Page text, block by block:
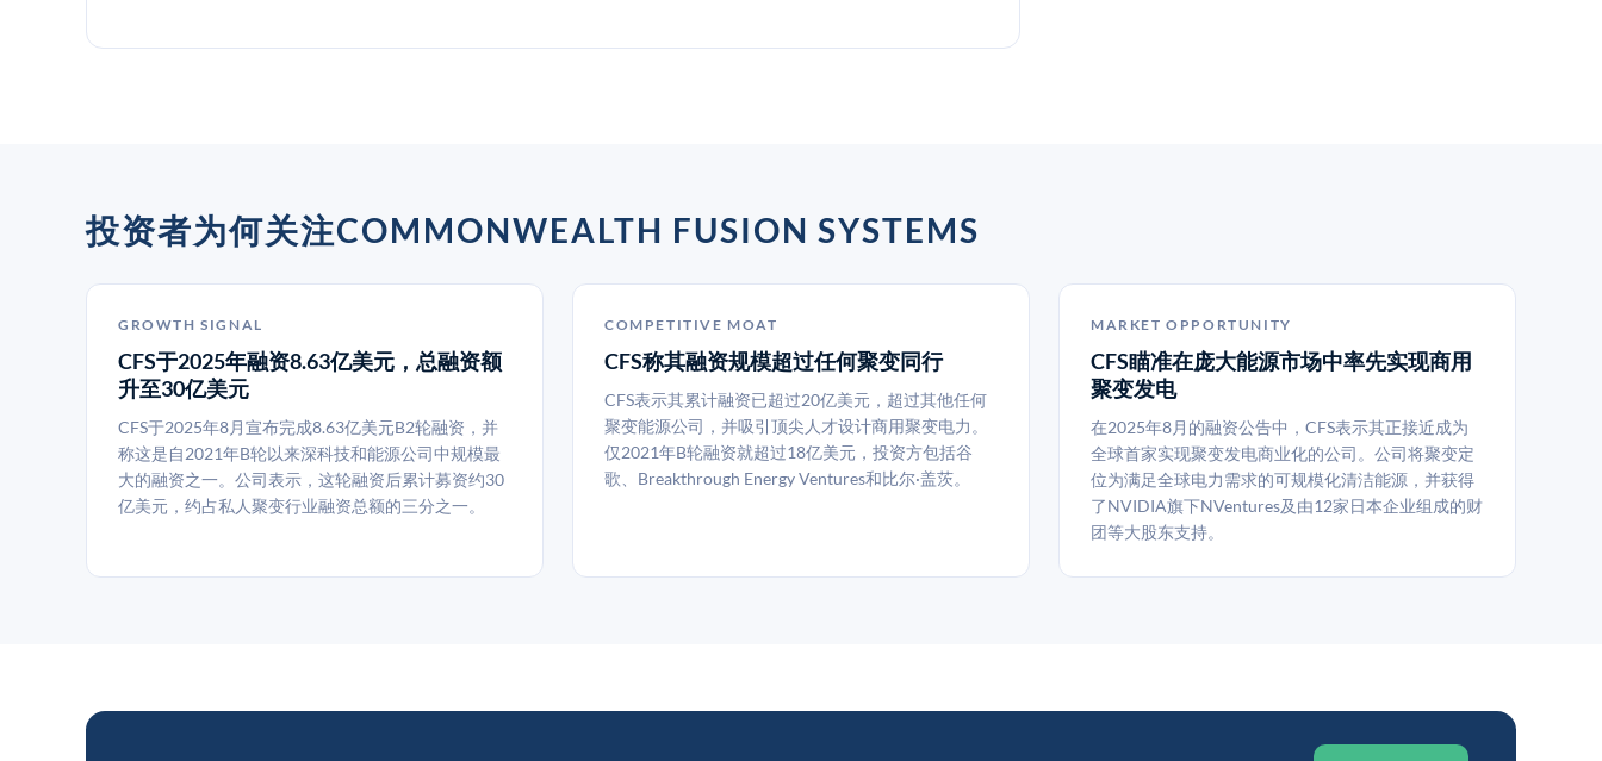
投资者为何关注COMMONWEALTH FUSION SYSTEMS
GROWTH SIGNAL
CFS于2025年融资8.63亿美元，总融资额
升至30亿美元
CFS于2025年8月宣布完成8.63亿美元B2轮融资，并
称这是自2021年B轮以来深科技和能源公司中规模最
大的融资之一。公司表示，这轮融资后累计募资约30
亿美元，约占私人聚变行业融资总额的三分之一。
COMPETITIVE MOAT
CFS称其融资规模超过任何聚变同行
CFS表示其累计融资已超过20亿美元，超过其他任何
聚变能源公司，并吸引顶尖人才设计商用聚变电力。
仅2021年B轮融资就超过18亿美元，投资方包括谷
歌、Breakthrough Energy Ventures和比尔·盖茨。
MARKET OPPORTUNITY
CFS瞄准在庞大能源市场中率先实现商用
聚变发电
在2025年8月的融资公告中，CFS表示其正接近成为
全球首家实现聚变发电商业化的公司。公司将聚变定
位为满足全球电力需求的可规模化清洁能源，并获得
了NVIDIA旗下NVentures及由12家日本企业组成的财
团等大股东支持。